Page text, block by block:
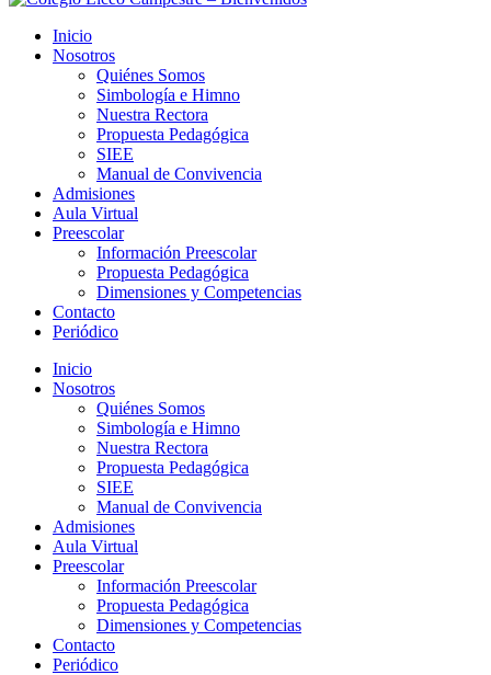
Inicio
Nosotros
Quiénes Somos
Simbología e Himno
Nuestra Rectora
Propuesta Pedagógica
SIEE
Manual de Convivencia
Admisiones
Aula Virtual
Preescolar
Información Preescolar
Propuesta Pedagógica
Dimensiones y Competencias
Contacto
Periódico
Inicio
Nosotros
Quiénes Somos
Simbología e Himno
Nuestra Rectora
Propuesta Pedagógica
SIEE
Manual de Convivencia
Admisiones
Aula Virtual
Preescolar
Información Preescolar
Propuesta Pedagógica
Dimensiones y Competencias
Contacto
Periódico